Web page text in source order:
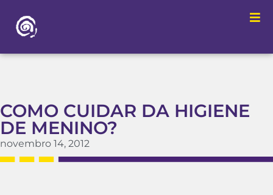
COMO CUIDAR DA HIGIENE
DE MENINO?
novembro 14, 2012